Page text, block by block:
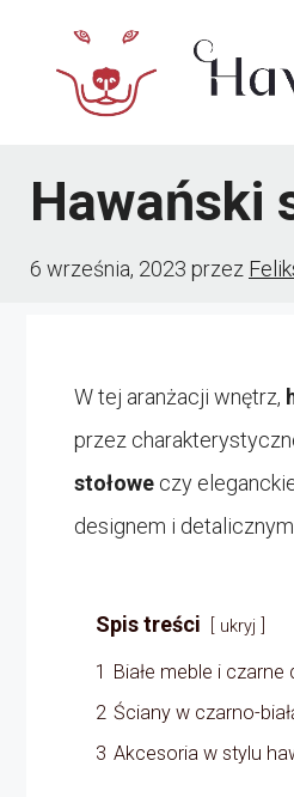
Hawański
6 września, 2023 przez
W tej aranżacji wnętrz,
przez
stołowe czy
designem i
Spis treści ukryj
1
Białe meble i
2 Ściany w czarno-
3 Akcesoria w stylu